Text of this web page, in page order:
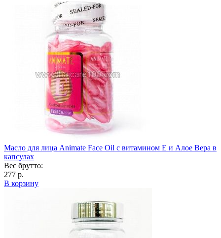
Масло для лица Animate Face Oil с витамином Е и Алое Вера в
капсулах
Вес брутто:
277 р.
В корзину